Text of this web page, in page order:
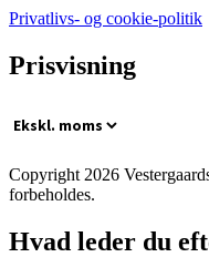
Privatlivs- og cookie-politik
Prisvisning
Copyright 2026
forbeholdes.
Hvad leder du